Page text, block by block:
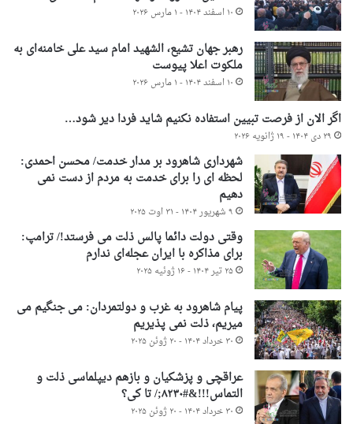
۱۰ اسفند ۱۴۰۴ - ۱ مارس ۲۰۲۶
رهبر جهان تشیع، الشهید امام سید علی خامنه‌ای به
ملکوت اعلا پیوست
۱۰ اسفند ۱۴۰۴ - ۱ مارس ۲۰۲۶
اگر الان از فرصت تبیین استفاده نکنیم شاید فردا دیر شود…
۲۹ دی ۱۴۰۴ - ۱۹ ژانویه ۲۰۲۶
شهرداری شاهرود بر مدار خدمت/ محسن احمدی:
لحظه ای را برای خدمت به مردم از دست نمی
دهیم
۹ شهریور ۱۴۰۴ - ۳۱ اوت ۲۰۲۵
وقتی دولت دائما پالس ذلت می فرستد!/ ترامپ:
برای مذاکره با ایران عجله‌ای ندارم
۲۵ تیر ۱۴۰۴ - ۱۶ ژوئیه ۲۰۲۵
پیام شاهرود به غرب و دولتمردان: می جنگیم می
میریم، ذلت نمی پذیریم
۳۰ خرداد ۱۴۰۴ - ۲۰ ژوئن ۲۰۲۵
عراقچی و پزشکیان و بازهم دیپلماسی ذلت و
التماس!!!&#۸۲۳۰;/ تا کی؟
۳۰ خرداد ۱۴۰۴ - ۲۰ ژوئن ۲۰۲۵